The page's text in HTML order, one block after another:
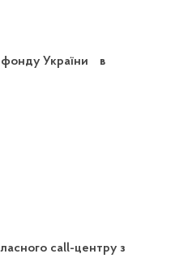
фонду України в
call-центру з